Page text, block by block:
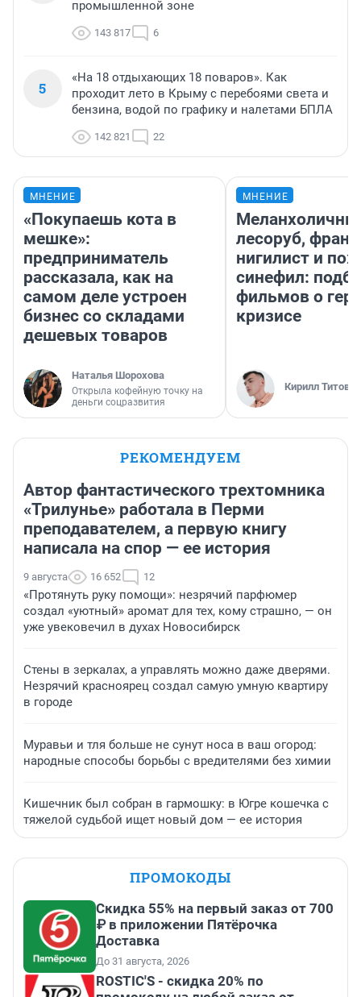
промышленной зоне
143 817 6
5
«На 18 отдыхающих 18 поваров». Как
проходит лето в Крыму с перебоями света и
бензина, водой по графику и налетами БПЛА
142 821 22
МНЕНИЕ
«Покупаешь кота в
мешке»:
предприниматель
рассказала, как на
самом деле устроен
бизнес со складами
дешевых товаров
Наталья Шорохова
Открыла кофейную точку на
деньги соцразвития
МНЕНИЕ
лесоруб,
нигилист и
синефил:
фильмов о
кризисе
Кирилл Титов
РЕКОМЕНДУЕМ
Автор фантастического трехтомника
«Трилунье» работала в Перми
преподавателем, а первую книгу
написала на спор — ее история
9 августа 16 652 12
«Протянуть руку помощи»: незрячий парфюмер
создал «уютный» аромат для тех, кому страшно, — он
уже увековечил в духах Новосибирск
Стены в зеркалах, а управлять можно даже дверями.
Незрячий красноярец создал самую умную квартиру
в городе
Муравьи и тля больше не сунут носа в ваш огород:
народные способы борьбы с вредителями без химии
Кишечник был собран в гармошку: в Югре кошечка с
тяжелой судьбой ищет новый дом — ее история
ПРОМОКОДЫ
Скидка 55% на первый заказ от 700
₽ в приложении Пятёрочка
Доставка
До 31 августа, 2026
ROSTIC'S - скидка 20% по